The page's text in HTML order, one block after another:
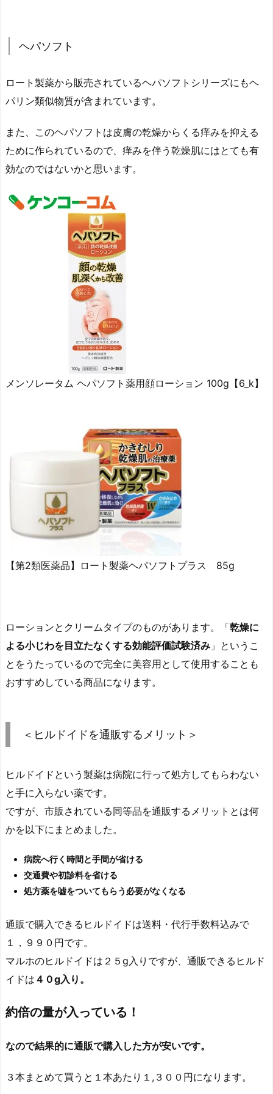
ヘパソフト
ロート製薬から販売されているヘパソフトシリーズにもヘ
パリン類似物質が含まれています。
また、このヘパソフトは皮膚の乾燥からくる痒みを抑える
ために作られているので、痒みを伴う乾燥肌にはとても有
効なのではないかと思います。
メンソレータム ヘパソフト薬用顔ローション 100g【6_k】
【第2類医薬品】ロート製薬ヘパソフトプラス 85g
ローションとクリームタイプのものがあります。「乾燥に
よる小じわを目立たなくする効能評価試験済み 」というこ
とをうたっているので完全に美容用として使用することも
おすすめしている商品になります。
＜ヒルドイドを通販するメリット＞
ヒルドイドという製薬は病院に行って処方してもらわない
と手に入らない薬です。
ですが、市販されている同等品を通販するメリットとは何
かを以下にまとめました。
病院へ行く時間と手間が省ける
交通費や初診料を省ける
処方薬を嘘をついてもらう必要がなくなる
通販で購入できるヒルドイドは送料・代行手数料込みで
１，９９０円です。
マルホのヒルドイドは２５g入りですが、通販できるヒルド
イドは ４０g入り。
約倍の量が入っている！
なので結果的に通販で購入した方が安いです。
３本まとめて買うと１本あたり１,３００円になります。